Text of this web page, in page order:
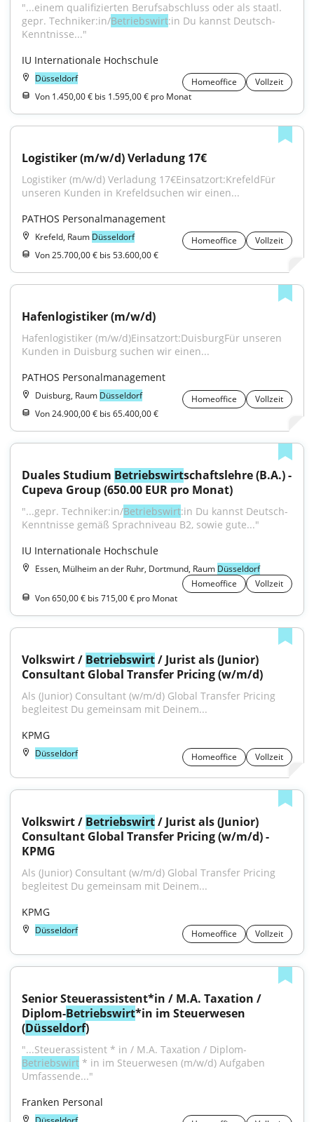
"...einem qualifizierten Berufsabschluss oder als staatl.
gepr. Techniker:in/Betriebswirt:in Du kannst Deutsch-
Kenntnisse..."
IU Internationale Hochschule
Düsseldorf Homeoffice
Vollzeit
Von 1.450,00 € bis 1.595,00 € pro Monat
Logistiker (m/w/d) Verladung 17€
Logistiker (m/w/d) Verladung 17€Einsatzort:KrefeldFür
unseren Kunden in Krefeldsuchen wir einen...
PATHOS Personalmanagement
Krefeld, Raum Düsseldorf Homeoffice
Vollzeit
Von 25.700,00 € bis 53.600,00 €
Hafenlogistiker (m/w/d)
Hafenlogistiker (m/w/d)Einsatzort:DuisburgFür unseren
Kunden in Duisburg suchen wir einen...
PATHOS Personalmanagement
Duisburg, Raum Düsseldorf Homeoffice
Vollzeit
Von 24.900,00 € bis 65.400,00 €
Duales Studium Betriebswirtschaftslehre (B.A.) -
Cupeva Group (650.00 EUR pro Monat)
"...gepr. Techniker:in/Betriebswirt:in Du kannst Deutsch-
Kenntnisse gemäß Sprachniveau B2, sowie gute..."
IU Internationale Hochschule
Essen, Mülheim an der Ruhr, Dortmund, Raum Düsseldorf
Homeoffice
Vollzeit
Von 650,00 € bis 715,00 € pro Monat
Volkswirt / Betriebswirt / Jurist als (Junior)
Consultant Global Transfer Pricing (w/m/d)
Als (Junior) Consultant (w/m/d) Global Transfer Pricing
begleitest Du gemeinsam mit Deinem...
KPMG
Düsseldorf Homeoffice Vollzeit
Volkswirt / Betriebswirt / Jurist als (Junior)
Consultant Global Transfer Pricing (w/m/d) -
KPMG
Als (Junior) Consultant (w/m/d) Global Transfer Pricing
begleitest Du gemeinsam mit Deinem...
KPMG
Düsseldorf Homeoffice Vollzeit
Senior Steuerassistent*in / M.A. Taxation /
Diplom-Betriebswirt*in im Steuerwesen
(Düsseldorf)
"...Steuerassistent * in / M.A. Taxation / Diplom-
Betriebswirt * in im Steuerwesen (m/w/d) Aufgaben
Umfassende..."
Franken Personal